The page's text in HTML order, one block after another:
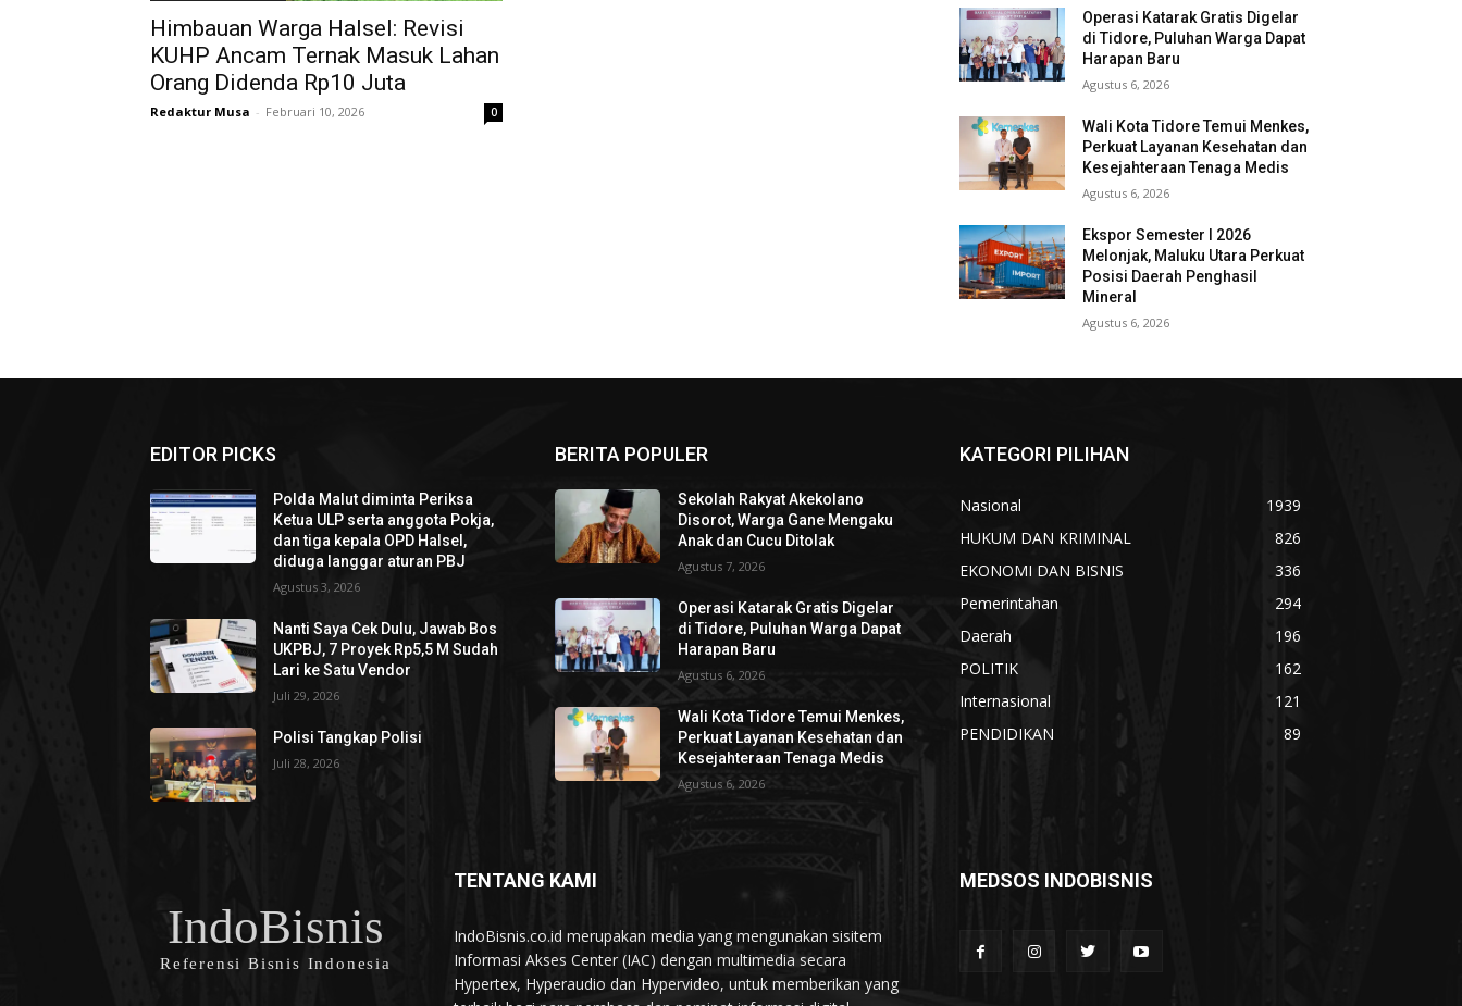
Himbauan Warga Halsel: Revisi
KUHP Ancam Ternak Masuk Lahan
Orang Didenda Rp10 Juta
Redaktur Musa - Februari 10, 2026 0
Operasi Katarak Gratis Digelar
di Tidore, Puluhan Warga Dapat
Harapan Baru
Agustus 6, 2026
Wali Kota Tidore Temui Menkes,
Perkuat Layanan Kesehatan dan
Kesejahteraan Tenaga Medis
Agustus 6, 2026
Ekspor Semester I 2026
Melonjak, Maluku Utara Perkuat
Posisi Daerah Penghasil
Mineral
Agustus 6, 2026
EDITOR PICKS
Polda Malut diminta Periksa
Ketua ULP serta anggota Pokja,
dan tiga kepala OPD Halsel,
diduga langgar aturan PBJ
Agustus 3, 2026
Nanti Saya Cek Dulu, Jawab Bos
UKPBJ, 7 Proyek Rp5,5 M Sudah
Lari ke Satu Vendor
Juli 29, 2026
Polisi Tangkap Polisi
Juli 28, 2026
BERITA POPULER
Sekolah Rakyat Akekolano
Disorot, Warga Gane Mengaku
Anak dan Cucu Ditolak
Agustus 7, 2026
Operasi Katarak Gratis Digelar
di Tidore, Puluhan Warga Dapat
Harapan Baru
Agustus 6, 2026
Wali Kota Tidore Temui Menkes,
Perkuat Layanan Kesehatan dan
Kesejahteraan Tenaga Medis
Agustus 6, 2026
KATEGORI PILIHAN
Nasional
1939
HUKUM DAN KRIMINAL
826
EKONOMI DAN BISNIS
336
Pemerintahan
294
Daerah
196
POLITIK
162
Internasional
121
PENDIDIKAN
89
IndoBisnis
Referensi Bisnis Indonesia
TENTANG KAMI
IndoBisnis.co.id merupakan media yang mengunakan sisitem
Informasi Akses Center (IAC) dengan multimedia secara
Hypertex, Hyperaudio dan Hypervideo, untuk memberikan yang
MEDSOS INDOBISNIS